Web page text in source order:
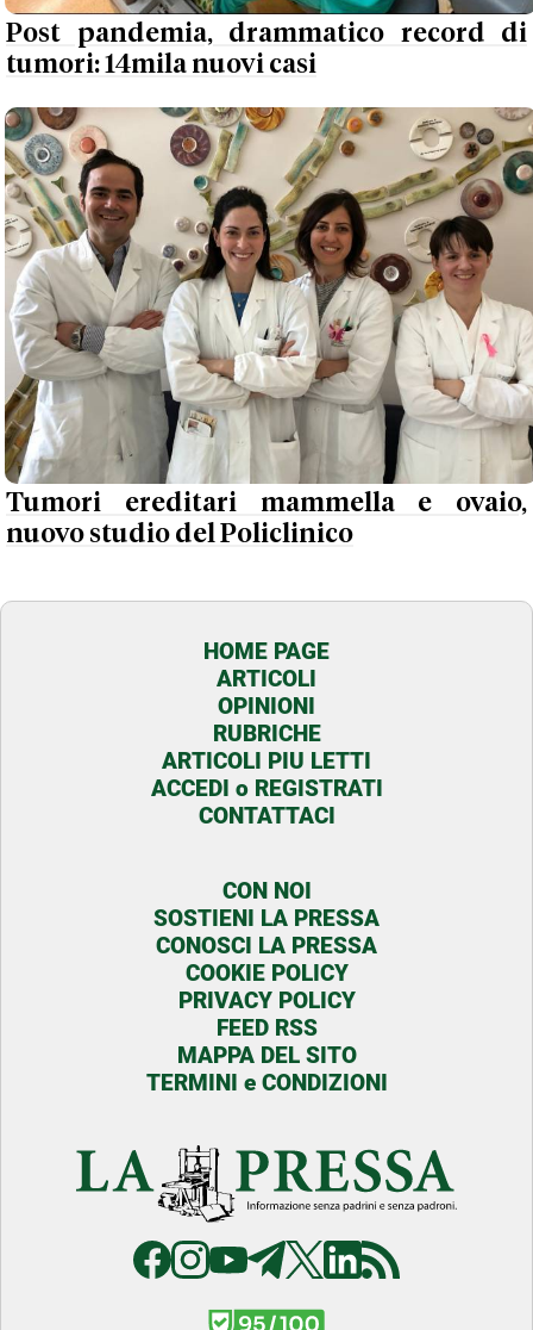
Post pandemia, drammatico record di
tumori: 14mila nuovi casi
Tumori ereditari mammella e ovaio,
nuovo studio del Policlinico
HOME PAGE
ARTICOLI
OPINIONI
RUBRICHE
ARTICOLI PIU LETTI
ACCEDI o REGISTRATI
CONTATTACI
CON NOI
SOSTIENI LA PRESSA
CONOSCI LA PRESSA
COOKIE POLICY
PRIVACY POLICY
FEED RSS
MAPPA DEL SITO
TERMINI e CONDIZIONI